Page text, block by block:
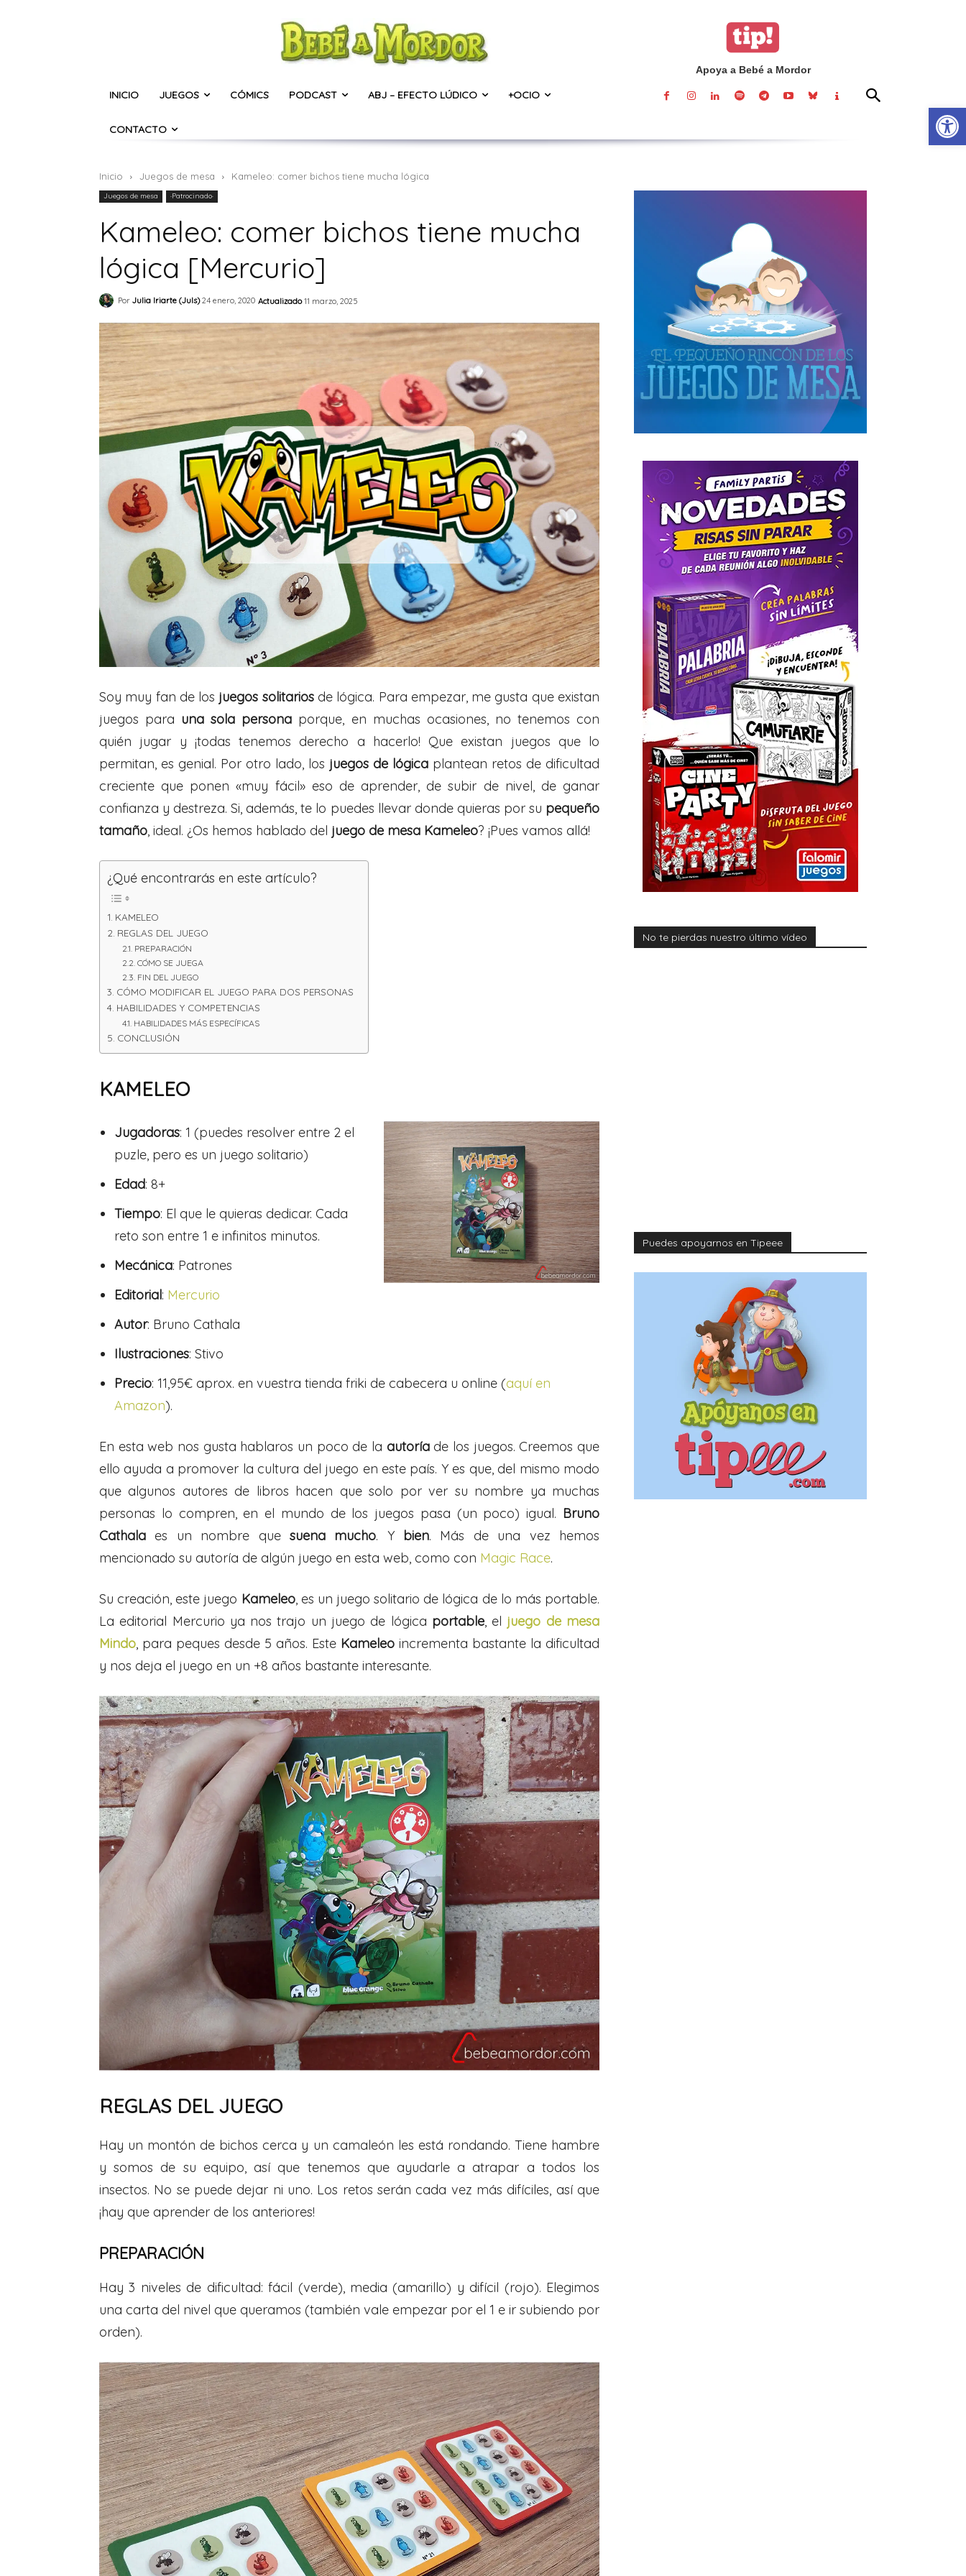
Apoya a Bebé a Mordor
INICIO JUEGOS CÓMICS PODCAST ABJ – EFECTO LÚDICO +OCIO
CONTACTO
Inicio Juegos de mesa Kameleo: comer bichos tiene mucha lógica
Juegos de mesa ·Patrocinado·
Kameleo: comer bichos tiene mucha
lógica [Mercurio]
Por Julia Iriarte (Juls) 24 enero, 2020 Actualizado 11 marzo, 2025
Soy muy fan de los juegos solitariosde lógica. Para empezar, me gusta que existan
juegos para una sola persona porque, en muchas ocasiones, no tenemos con
quién jugar y ¡todas tenemos derecho a hacerlo! Que existan juegos que lo
permitan, es genial. Por otro lado, los juegos de lógica plantean retos de dificultad
creciente que ponen «muy fácil» eso de aprender, de subir de nivel, de ganar
confianza y destreza. Si, además, te lo puedes llevar donde quieras por su pequeño
tamaño, ideal. ¿Os hemos hablado del juego de mesa Kameleo? ¡Pues vamos allá!
¿Qué encontrarás en este artículo?
KAMELEO
REGLAS DEL JUEGO
PREPARACIÓN
CÓMO SE JUEGA
FIN DEL JUEGO
CÓMO MODIFICAR EL JUEGO PARA DOS PERSONAS
HABILIDADES Y COMPETENCIAS
HABILIDADES MÁS ESPECÍFICAS
CONCLUSIÓN
KAMELEO
Jugadoras: 1 (puedes resolver entre 2 el
puzle, pero es un juego solitario)
Edad: 8+
Tiempo: El que le quieras dedicar. Cada
reto son entre 1 e infinitos minutos.
Mecánica: Patrones
Editorial: Mercurio
Autor: Bruno Cathala
Ilustraciones: Stivo
Precio: 11,95€ aprox. en vuestra tienda friki de cabecera u online (aquí en
Amazon).
En esta web nos gusta hablaros un poco de la autoríade los juegos. Creemos que
ello ayuda a promover la cultura del juego en este país. Y es que, del mismo modo
que algunos autores de libros hacen que solo por ver su nombre ya muchas
personas lo compren, en el mundo de los juegos pasa (un poco) igual. Bruno
Cathala es un nombre que suena mucho. Y bien. Más de una vez hemos
mencionado su autoría de algún juego en esta web, como con Magic Race.
Su creación, este juego Kameleo, es un juego solitario de lógica de lo más portable.
La editorial Mercurio ya nos trajo un juego de lógica portable, el juego de mesa
Mindo, para peques desde 5 años. Este Kameleo incrementa bastante la dificultad
y nos deja el juego en un +8 años bastante interesante.
REGLAS DEL JUEGO
Hay un montón de bichos cerca y un camaleón les está rondando. Tiene hambre
y somos de su equipo, así que tenemos que ayudarle a atrapar a todos los
insectos. No se puede dejar ni uno. Los retos serán cada vez más difíciles, así que
¡hay que aprender de los anteriores!
PREPARACIÓN
Hay 3 niveles de dificultad: fácil (verde), media (amarillo) y difícil (rojo). Elegimos
una carta del nivel que queramos (también vale empezar por el 1 e ir subiendo por
orden).
No te pierdas nuestro último vídeo
Puedes apoyarnos en Tipeee